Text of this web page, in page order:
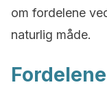
om fordelene
naturlig måde.